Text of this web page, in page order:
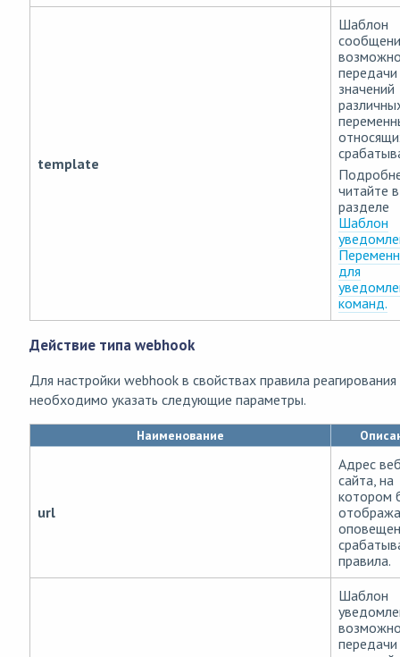
template
Шаблон
передачи
значений
читайте в
разделе
Шаблон
для
команд.
Действие типа webhook
Для настройки webhook в свойствах правила реагирования
необходимо указать следующие параметры.
Наименование
url
Адрес
сайта, на
котором
правила.
Шаблон
передачи